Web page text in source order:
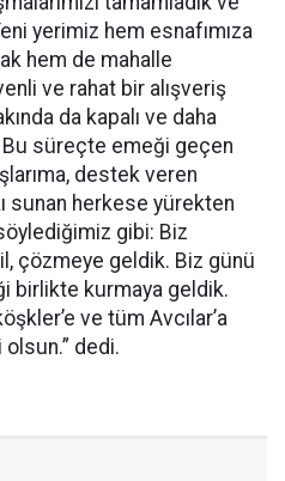
yerimiz hem esnafımıza
hem de mahalle
ve rahat bir alışveriş
da kapalı ve daha
süreçte emeği geçen
destek veren
sunan herkese yürekten
gibi: Biz
çözmeye geldik. Biz günü
birlikte kurmaya geldik.
ve tüm Avcılar’a
olsun.” dedi.